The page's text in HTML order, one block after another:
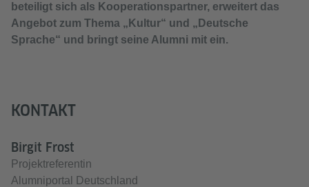
beteiligt sich als Kooperationspartner, erweitert das
Angebot zum Thema „Kultur“ und „Deutsche
Sprache“ und bringt seine Alumni mit ein.
KONTAKT
Birgit Frost
Projektreferentin
Alumniportal Deutschland